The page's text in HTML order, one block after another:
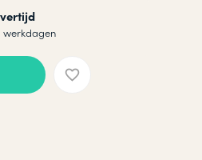
werkdagen